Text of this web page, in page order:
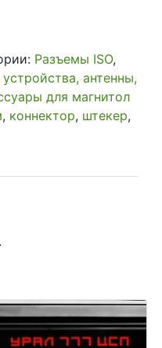
Разъемы ISO,
антенны,
для магнитол
, коннектор, штекер,